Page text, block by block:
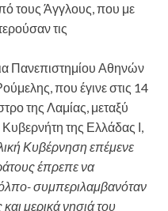
τους Άγγλους, που με
τις
Πανεπιστημίου Αθηνών
που έγινε στις 14
της Λαμίας, μεταξύ
της Ελλάδας Ι,
Κυβέρνηση επέμενε
έπρεπε να
συμπεριλαμβανόταν
μερικά νησιά του